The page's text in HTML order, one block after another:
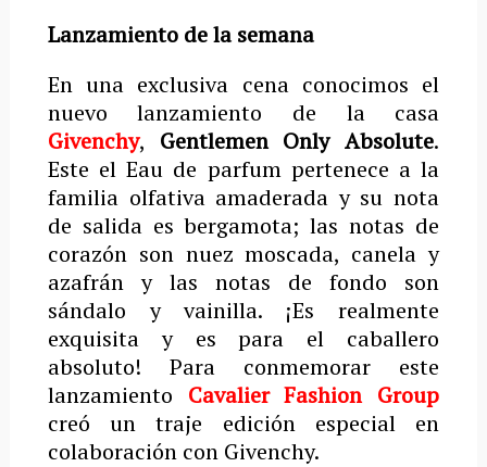
Lanzamiento de la semana
En una exclusiva cena conocimos el
nuevo lanzamiento de la casa
Givenchy, Gentlemen Only Absolute.
Este el Eau de parfum pertenece a la
familia olfativa amaderada y su nota
de salida es bergamota; las notas de
corazón son nuez moscada, canela y
azafrán y las notas de fondo son
sándalo y vainilla. ¡Es realmente
exquisita y es para el caballero
absoluto! Para conmemorar este
lanzamiento Cavalier Fashion Group
creó un traje edición especial en
colaboración con Givenchy.